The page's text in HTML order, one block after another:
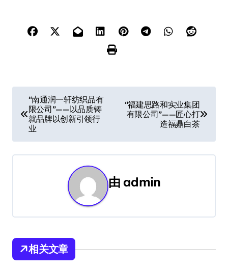
章
导
航
“南通润一轩纺织品有
限公司”——以品质铸
就品牌以创新引领行
业
“福建思路和实业集团
有限公司”——匠心打
造福鼎白茶
由admin
相关文章